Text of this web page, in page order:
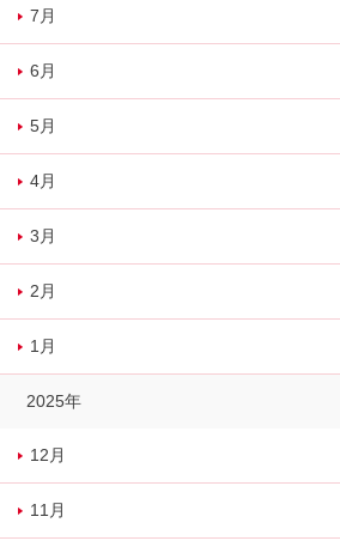
7月
6月
5月
4月
3月
2月
1月
2025年
12月
11月